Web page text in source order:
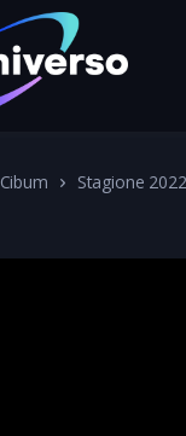
Cibum Stagione 2022